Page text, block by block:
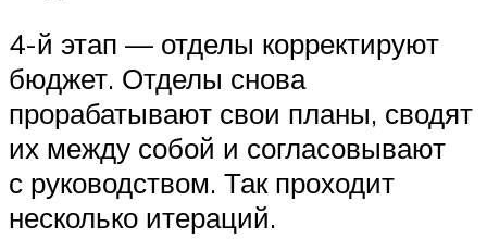
4-й этап — отделы корректируют
бюджет. Отделы снова
прорабатывают свои планы, сводят
их между собой и согласовывают
с руководством. Так проходит
несколько итераций.